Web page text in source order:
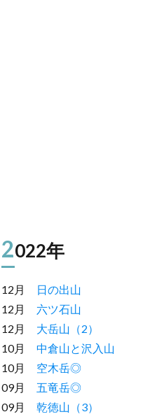
2022年
12月
日の出山
12月 六ツ石山
12月 大岳山（2）
10月 中倉山と沢入山
10月 空木岳◎
09月 五竜岳◎
09月 乾徳山（3）